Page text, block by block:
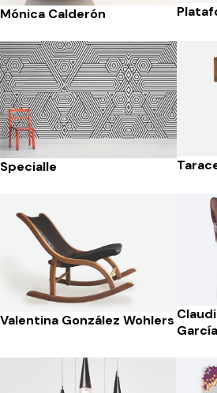
Mónica Calderón
Specialle
Valentina González Wohlers
García